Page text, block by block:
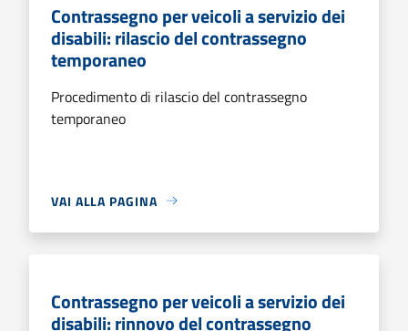
Contrassegno per veicoli a servizio dei
disabili: rilascio del contrassegno
temporaneo
Procedimento di rilascio del contrassegno
temporaneo
VAI ALLA PAGINA
Contrassegno per veicoli a servizio dei
disabili: rinnovo del contrassegno